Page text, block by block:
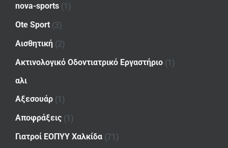
nova-sports (1)
Ote Sport (3)
Αισθητική (2)
Ακτινολογικό Οδοντιατρικό Εργαστήριο (1)
αλι
Αξεσουάρ (1)
Αποφράξεις (1)
Γιατροί ΕΟΠΥΥ Χαλκίδα (71)